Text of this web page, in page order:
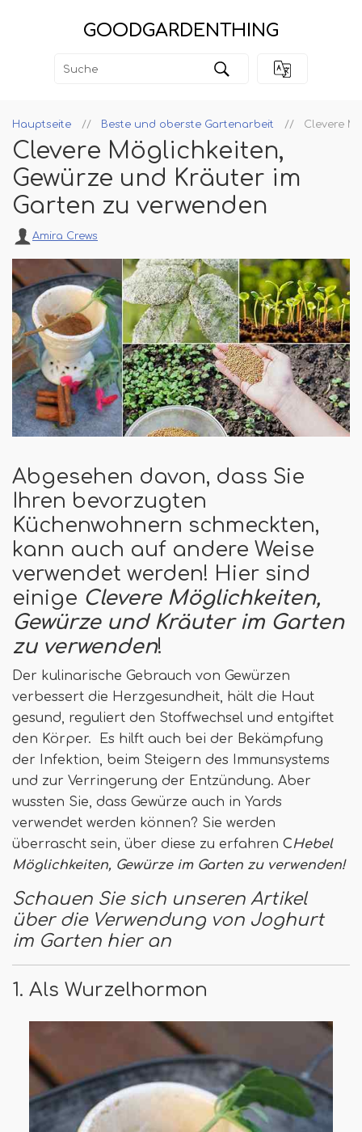
GOODGARDENTHING
Hauptseite Beste und oberste Gartenarbeit Clevere
Clevere Möglichkeiten,
Gewürze und Kräuter im
Garten zu verwenden
Amira Crews
Abgesehen davon, dass Sie
Ihren bevorzugten
Küchenwohnern schmeckten,
kann auch auf andere Weise
verwendet werden! Hier sind
einige Clevere Möglichkeiten,
Gewürze und Kräuter im Garten
zu verwenden!
Der kulinarische Gebrauch von Gewürzen
verbessert die Herzgesundheit, hält die Haut
gesund, reguliert den Stoffwechsel und entgiftet
den Körper. Es hilft auch bei der Bekämpfung
der Infektion, beim Steigern des Immunsystems
und zur Verringerung der Entzündung. Aber
wussten Sie, dass Gewürze auch in Yards
verwendet werden können? Sie werden
überrascht sein, über diese zu erfahren CHebel
Möglichkeiten, Gewürze im Garten zu verwenden!
Schauen Sie sich unseren Artikel
über die Verwendung von Joghurt
im Garten hier an
1. Als Wurzelhormon